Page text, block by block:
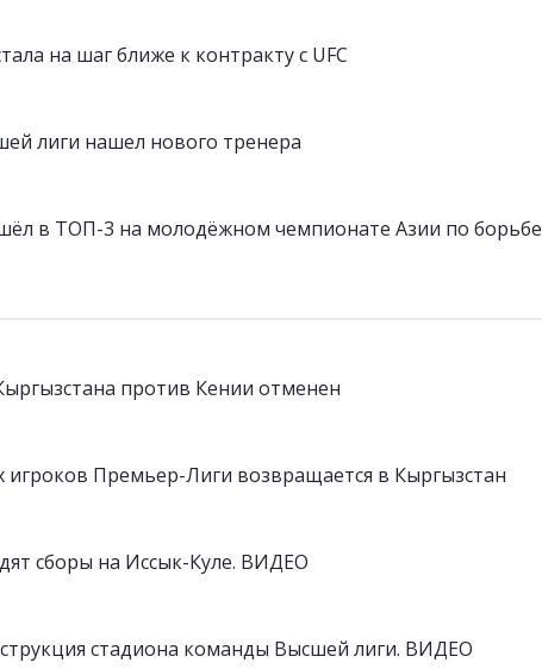
на шаг ближе к контракту с UFC
лиги нашел нового тренера
в ТОП-3 на молодёжном чемпионате Азии по борьбе
против Кении отменен
игроков Премьер-Лиги возвращается в Кыргызстан
сборы на Иссык-Куле. ВИДЕО
стадиона команды Высшей лиги. ВИДЕО